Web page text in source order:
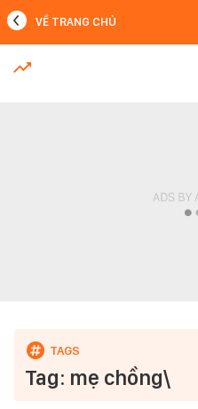
MỚI NHẤT
VỀ TRANG CHỦ
Tag: mẹ chồng\